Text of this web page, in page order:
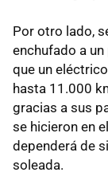
Por otro lado,
enchufado a
que un
hasta 11.000
gracias a sus
se hicieron en
dependerá de
soleada.